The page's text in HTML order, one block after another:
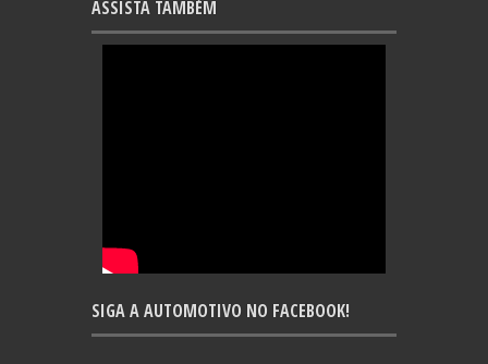
ASSISTA TAMBÉM
SIGA A AUTOMOTIVO NO FACEBOOK!